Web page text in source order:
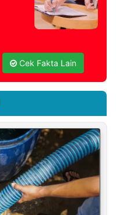
Cek Fakta Lain